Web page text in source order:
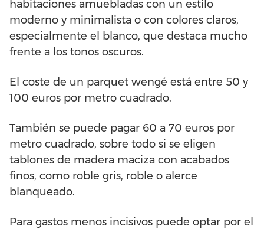
habitaciones amuebladas con un estilo
moderno y minimalista o con colores claros,
especialmente el blanco, que destaca mucho
frente a los tonos oscuros.
El coste de un parquet wengé está entre 50 y
100 euros por metro cuadrado.
También se puede pagar 60 a 70 euros por
metro cuadrado, sobre todo si se eligen
tablones de madera maciza con acabados
finos, como roble gris, roble o alerce
blanqueado.
Para gastos menos incisivos puede optar por el